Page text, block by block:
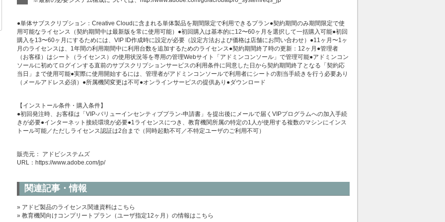
●単体サブスクリプション：Creative Cloudに含まれる単体製品を期間限定で利用できるプラン●契約期間のみ期間限定で使
用可能なライセンス（契約期間中は最新版を常に使用可能）●初回購入は基本的に12〜60ヶ月を選択して一括購入可能●初回
購入を13〜60ヶ月にするためには、VIP ID作成時に設定が必要（設定方法および価格は店舗にお問い合わせ）●11ヶ月〜1ヶ
月のライセンスは、1年間の利用期間中に利用台数を追加するためのライセンス●契約期間終了時の更新：12ヶ月●管理者
（お客様）はシート（ライセンス）の使用状況等を専用の管理Webサイト「アドミンコンソール」で管理可能●アドミンコン
ソールに初めてログインする直前のサブスクリプションサービスの利用条件に同意した日から契約期間終了となる「契約応
当日」まで使用可能●実際に使用開始するには、管理者がアドミンコンソールで利用者にシートの割当手続きを行う必要あり
（メールアドレス必須）●所属機関変更は不可●オンラインサービスの提供あり●ダウンロード
【インストール条件・購入条件】
●初回発注時、お客様は「VIP-バリューインセンティブプラン-申請書」を提出後にメールで届くVIPプログラムへの加入手続
きが必要●インターネット接続環境が必要●1ライセンスにつき、教育機関所属の特定の1人が使用する複数のマシンにインス
トール可能／ただしライセンス認証は2台まで（同時起動不可／不特定ユーザのご利用不可）
販売元： アドビシステムズ
URL： https://www.adobe.com/jp/
関連記事・情報
» アドビ製品のライセンス関連資料はこちら
» 教育機関向けコンプリートプラン（ユーザ指定12ヶ月）の情報はこちら